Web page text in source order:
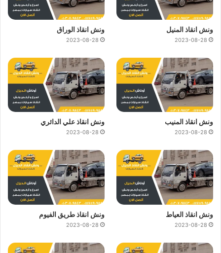
ونش انقاذ المنيل
2023-08-28
ونش انقاذ الوراق
2023-08-28
ونش انقاذ المنيب
2023-08-28
ونش انقاذ علي الدائري
2023-08-28
ونش انقاذ العياط
2023-08-28
ونش انقاذ طريق الفيوم
2023-08-28